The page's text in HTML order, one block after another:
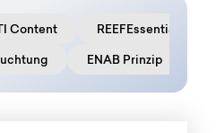
Content REEFEssentials
ENAB Prinzip